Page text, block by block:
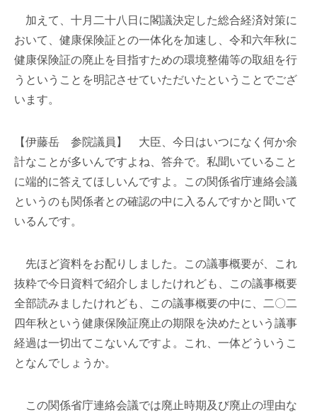
加えて、十月二十八日に閣議決定した総合経済対策に
おいて、健康保険証との一体化を加速し、令和六年秋に
健康保険証の廃止を目指すための環境整備等の取組を行
うということを明記させていただいたということでござ
います。
【伊藤岳 参院議員】 大臣、今日はいつになく何か余
計なことが多いんですよね、答弁で。私聞いていること
に端的に答えてほしいんですよ。この関係省庁連絡会議
というのも関係者との確認の中に入るんですかと聞いて
いるんです。
先ほど資料をお配りしました。この議事概要が、これ
抜粋で今日資料で紹介しましたけれども、この議事概要
全部読みましたけれども、この議事概要の中に、二〇二
四年秋という健康保険証廃止の期限を決めたという議事
経過は一切出てこないんですよ。これ、一体どういうこ
となんでしょうか。
この関係省庁連絡会議では廃止時期及び廃止の理由な